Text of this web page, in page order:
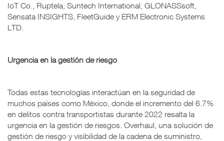
IoT Co., Ruptela, Suntech International, GLONASSsoft,
Sensata INSIGHTS, FleetGuide y ERM Electronic Systems
LTD.
Urgencia en la gestión de riesgo
Todas estas tecnologías interactúan en la seguridad de
muchos países como México, donde el incremento del 6.7%
en delitos contra transportistas durante 2022 resalta la
urgencia en la gestión de riesgos. Overhaul, una solución de
gestión de riesgo y visibilidad de la cadena de suministro,